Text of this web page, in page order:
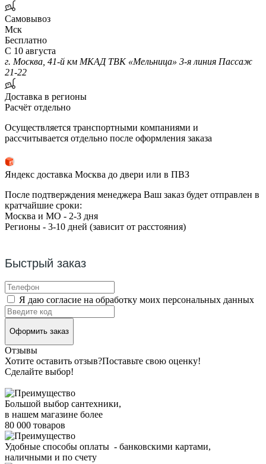
Самовывоз
Мск
Бесплатно
С 10 августа
г. Москва, 41-й км МКАД ТВК «Мельница» 3-я линия Пассаж
21-22
Доставка в регионы
Расчёт отдельно
Осуществляется транспортными компаниями и
рассчитывается отдельно после оформления заказа
Яндекс доставка Москва до двери или в ПВЗ
После подтверждения менеджера Ваш заказ будет отправлен в
кратчайшие сроки:
Москва и МО - 2-3 дня
Регионы - 3-10 дней (зависит от расстояния)
Быстрый заказ
Я даю согласие на обработку моих персональных данных
Оформить заказ
Отзывы
Хотите оставить отзыв?Поставьте свою оценку!
Сделайте выбор!
Большой выбор сантехники,
в нашем магазине более
80 000 товаров
Удобные способы оплаты - банковскими картами,
наличными и по счету